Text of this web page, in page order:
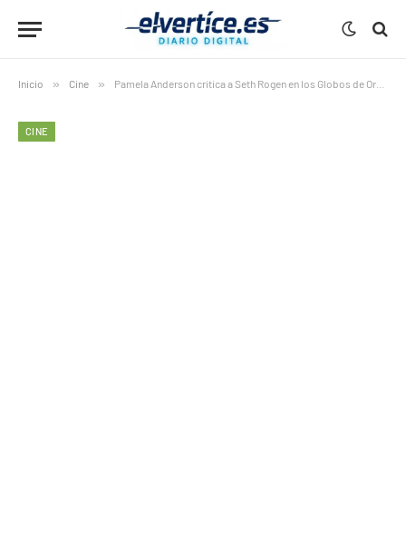
Inicio » Cine » Pamela Anderson critica a Seth Rogen en los Globos de Oro 2026
CINE